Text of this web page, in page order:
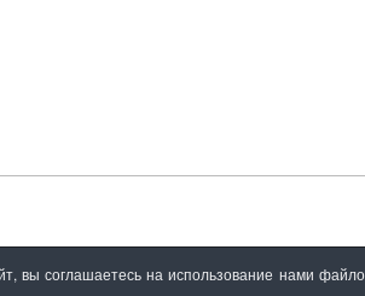
вы соглашаетесь на использование нами